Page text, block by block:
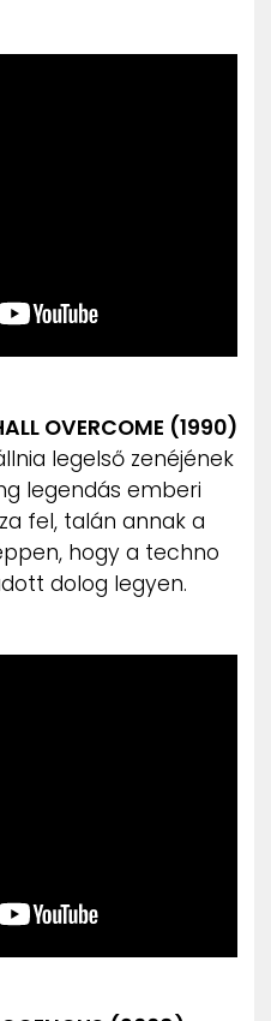
OVERCOME (1990)
legelső zenéjének
legendás emberi
fel, talán annak a
hogy a techno
dolog legyen.